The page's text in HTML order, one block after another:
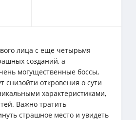
лица с еще четырьмя
созданий, а
могущественные боссы,
снизойти откровения о сути
характеристиками,
Важно тратить
страшное место и увидеть